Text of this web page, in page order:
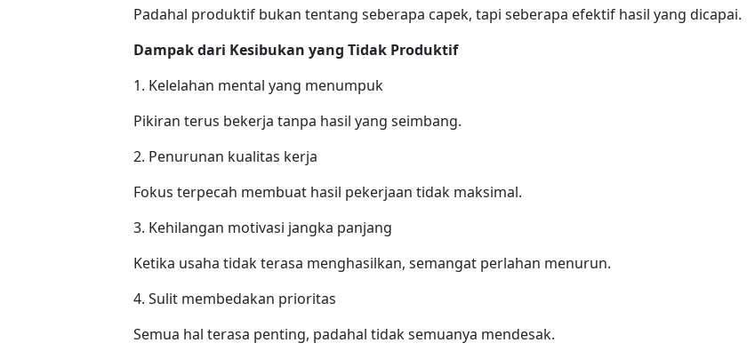
Padahal produktif bukan tentang seberapa capek, tapi seberapa efektif hasil yang dicapai.
Dampak dari Kesibukan yang Tidak Produktif
1. Kelelahan mental yang menumpuk
Pikiran terus bekerja tanpa hasil yang seimbang.
2. Penurunan kualitas kerja
Fokus terpecah membuat hasil pekerjaan tidak maksimal.
3. Kehilangan motivasi jangka panjang
Ketika usaha tidak terasa menghasilkan, semangat perlahan menurun.
4. Sulit membedakan prioritas
Semua hal terasa penting, padahal tidak semuanya mendesak.